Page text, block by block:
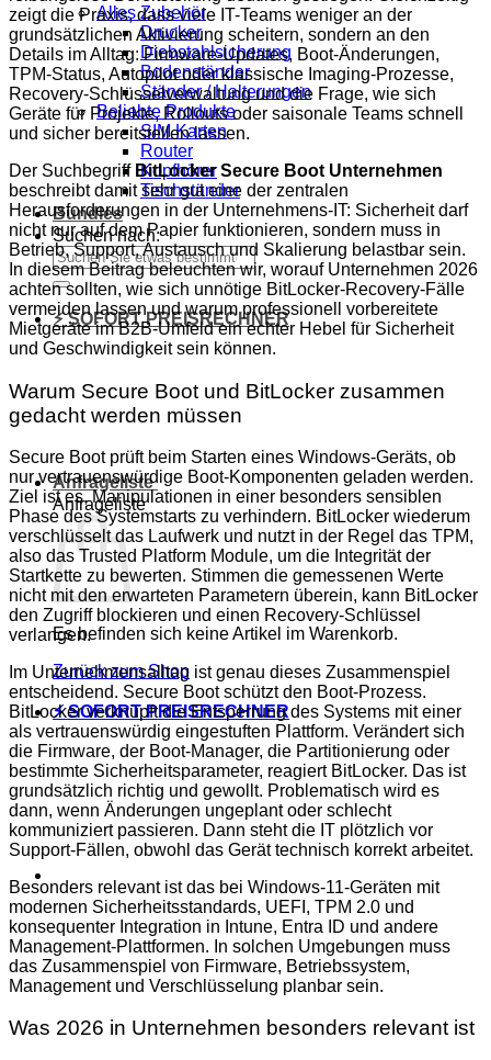
Alles Zubehör
Drucker
Diebstahlsicherung
Bodenständer
Ständer / Halterungen
Beliebte Produkte
SIM Karten
Router
Kopfhörer
Tischständer
Bundles
Suchen nach:
⚡ SOFORT PREISRECHNER
Anfrageliste
Anfrageliste
Es befinden sich keine Artikel im Warenkorb.
Zurück zum Shop
⚡ SOFORT PREISRECHNER
zeigt die Praxis, dass viele IT-Teams weniger an der
grundsätzlichen Aktivierung scheitern, sondern an den
Details im Alltag: Firmware-Updates, Boot-Änderungen,
TPM-Status, Autopilot oder klassische Imaging-Prozesse,
Recovery-Schlüsselverwaltung und die Frage, wie sich
Geräte für Projekte, Rollouts oder saisonale Teams schnell
und sicher bereitstellen lassen.
Der Suchbegriff BitLocker Secure Boot Unternehmen
beschreibt damit sehr gut eine der zentralen
Herausforderungen in der Unternehmens-IT: Sicherheit darf
nicht nur auf dem Papier funktionieren, sondern muss in
Betrieb, Support, Austausch und Skalierung belastbar sein.
In diesem Beitrag beleuchten wir, worauf Unternehmen 2026
achten sollten, wie sich unnötige BitLocker-Recovery-Fälle
vermeiden lassen und warum professionell vorbereitete
Mietgeräte im B2B-Umfeld ein echter Hebel für Sicherheit
und Geschwindigkeit sein können.
Warum Secure Boot und BitLocker zusammen
gedacht werden müssen
Secure Boot prüft beim Starten eines Windows-Geräts, ob
nur vertrauenswürdige Boot-Komponenten geladen werden.
Ziel ist es, Manipulationen in einer besonders sensiblen
Phase des Systemstarts zu verhindern. BitLocker wiederum
verschlüsselt das Laufwerk und nutzt in der Regel das TPM,
also das Trusted Platform Module, um die Integrität der
Startkette zu bewerten. Stimmen die gemessenen Werte
nicht mit den erwarteten Parametern überein, kann BitLocker
den Zugriff blockieren und einen Recovery-Schlüssel
verlangen.
Im Unternehmensalltag ist genau dieses Zusammenspiel
entscheidend. Secure Boot schützt den Boot-Prozess.
BitLocker verknüpft die Entsperrung des Systems mit einer
als vertrauenswürdig eingestuften Plattform. Verändert sich
die Firmware, der Boot-Manager, die Partitionierung oder
bestimmte Sicherheitsparameter, reagiert BitLocker. Das ist
grundsätzlich richtig und gewollt. Problematisch wird es
dann, wenn Änderungen ungeplant oder schlecht
kommuniziert passieren. Dann steht die IT plötzlich vor
Support-Fällen, obwohl das Gerät technisch korrekt arbeitet.
Besonders relevant ist das bei Windows-11-Geräten mit
modernen Sicherheitsstandards, UEFI, TPM 2.0 und
konsequenter Integration in Intune, Entra ID und andere
Management-Plattformen. In solchen Umgebungen muss
das Zusammenspiel von Firmware, Betriebssystem,
Management und Verschlüsselung planbar sein.
Was 2026 in Unternehmen besonders relevant ist